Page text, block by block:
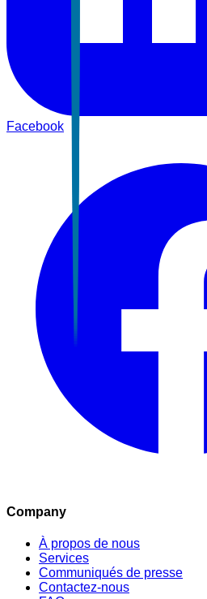
Facebook
Company
À propos de nous
Services
Communiqués de presse
Contactez-nous